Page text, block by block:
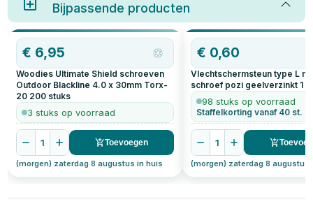
Bijpassende producten
€ 6,95
Woodies Ultimate Shield schroeven
Outdoor Blackline 4.0 x 30mm Torx-
20 200 stuks
3 stuks op voorraad
1 Toevoegen
(morgen) zaterdag 8 augustus in huis
€ 0,60
Vlechtschermsteun type L
schroef pozi geelverzinkt 1
98 stuks op voorraad
Staffelkorting vanaf 40 st.
1
(morgen) zaterdag 8 augustus